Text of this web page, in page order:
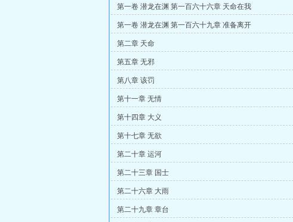
第一卷 潜龙在渊 第一百六十六章 天命在我
第一卷 潜龙在渊 第一百六十九章 准备离开
第二章 天命
第五章 无邪
第八章 该罚
第十一章 无情
第十四章 大义
第十七章 无欲
第二十章 运河
第二十三章 国士
第二十六章 大雨
第二十九章 章台